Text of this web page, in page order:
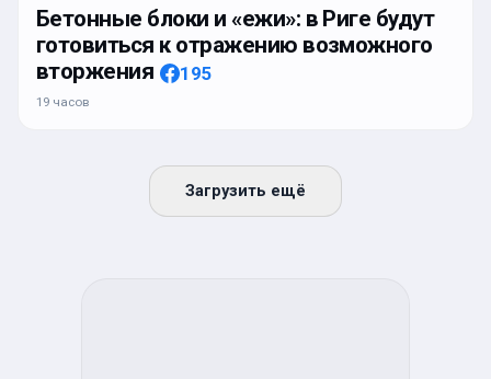
Бетонные блоки и «ежи»: в Риге будут
готовиться к отражению возможного
вторжения
195
19 часов
Загрузить ещё